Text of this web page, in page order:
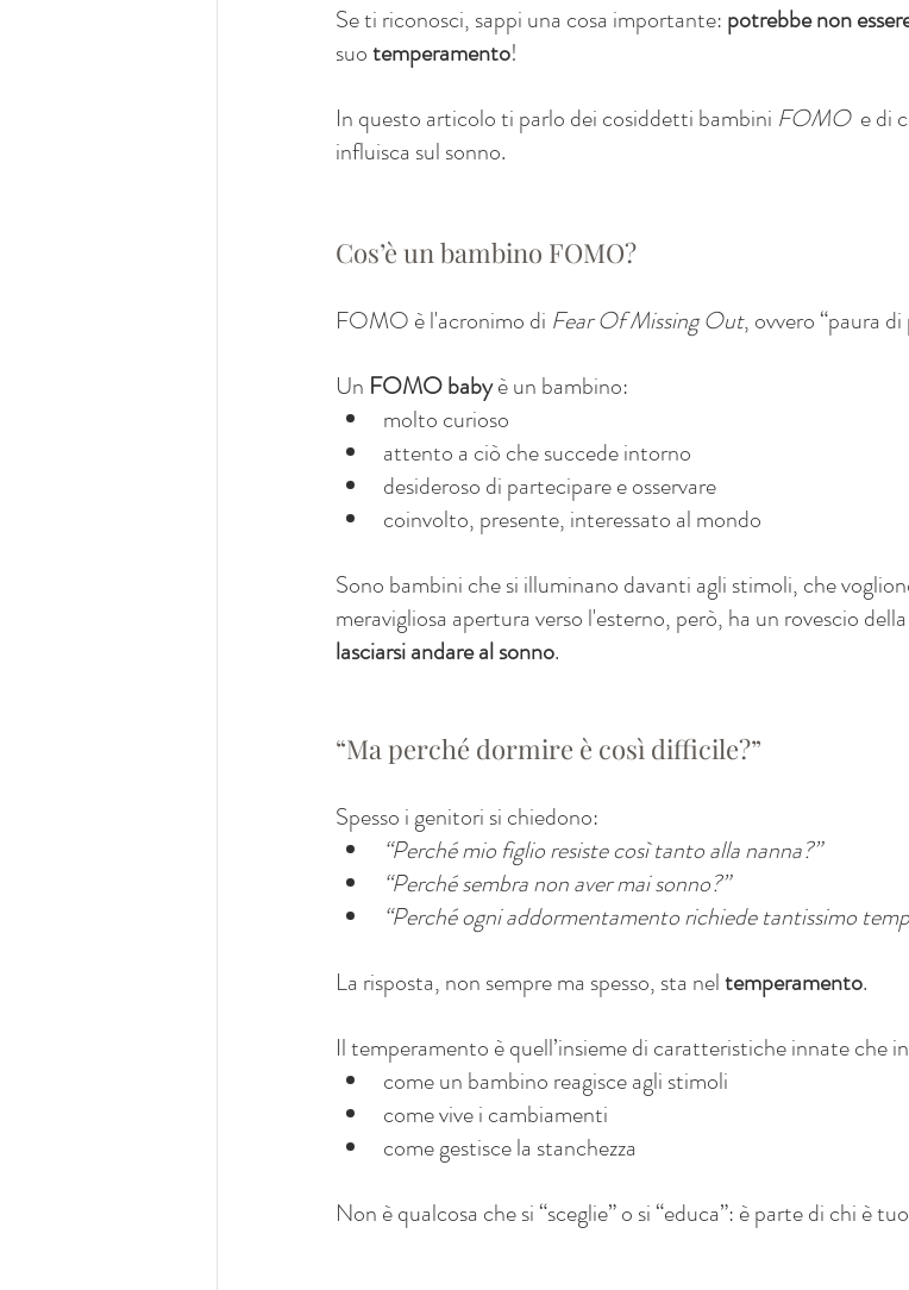
Se ti riconosci, sappi una cosa importante: potrebbe non
suo temperamento!
In questo articolo ti parlo dei cosiddetti bambini FOMO e di
influisca sul sonno.
Cos’è un bambino FOMO?
FOMO è l'acronimo di Fear Of Missing Out, ovvero “paura
Un FOMO baby è un bambino:
molto curioso
attento a ciò che succede intorno
desideroso di partecipare e osservare
coinvolto, presente, interessato al mondo
Sono bambini che si illuminano davanti agli stimoli, che
meravigliosa apertura verso l'esterno, però, ha un rovescio
lasciarsi andare al sonno.
“Ma perché dormire è così difficile?”
Spesso i genitori si chiedono:
“Perché mio figlio resiste così tanto alla nanna?”
“Perché sembra non aver mai sonno?”
“Perché ogni addormentamento richiede tantissimo
La risposta, non sempre ma spesso, sta nel temperamento.
Il temperamento è quell’insieme di caratteristiche innate che
come un bambino reagisce agli stimoli
come vive i cambiamenti
come gestisce la stanchezza
Non è qualcosa che si “sceglie” o si “educa”: è parte di chi è